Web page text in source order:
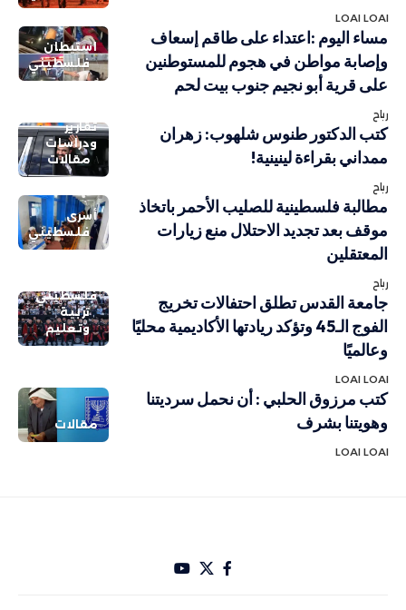
LOAI LOAI
استيطان
فلسطيني
مساء اليوم :اعتداء على طاقم إسعاف
وإصابة مواطن في هجوم للمستوطنين
على قرية أبو نجيم جنوب بيت لحم
رباح
تقارير
ودراسات
مقالات
كتب الدكتور طنوس شلهوب: زهران
ممداني بقراءة لينينية!
رباح
أسرى
فلسطيني
مطالبة فلسطينية للصليب الأحمر باتخاذ
موقف بعد تجديد الاحتلال منع زيارات
المعتقلين
رباح
فلسطيني
تربية
وتعليم
جامعة القدس تطلق احتفالات تخريج
الفوج الـ45 وتؤكد ريادتها الأكاديمية محليًا
وعالميًا
LOAI LOAI
مقالات
كتب مرزوق الحلبي : أن نحمل سرديتنا
وهويتنا بشرف
LOAI LOAI